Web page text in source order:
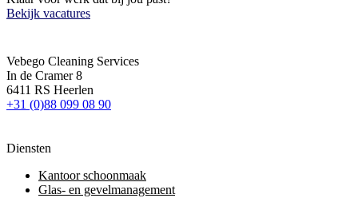
Bekijk vacatures
Vebego Cleaning Services
In de Cramer 8
6411 RS Heerlen
+31 (0)88 099 08 90
Diensten
Kantoor schoonmaak
Glas- en gevelmanagement